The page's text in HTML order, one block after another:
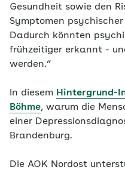
Gesundheit sowie den
Symptomen
Dadurch könnten
frühzeitiger erkannt -
werden.“
In diesem Hintergrund-
Böhme, warum die
einer
Brandenburg.
Die AOK Nordost